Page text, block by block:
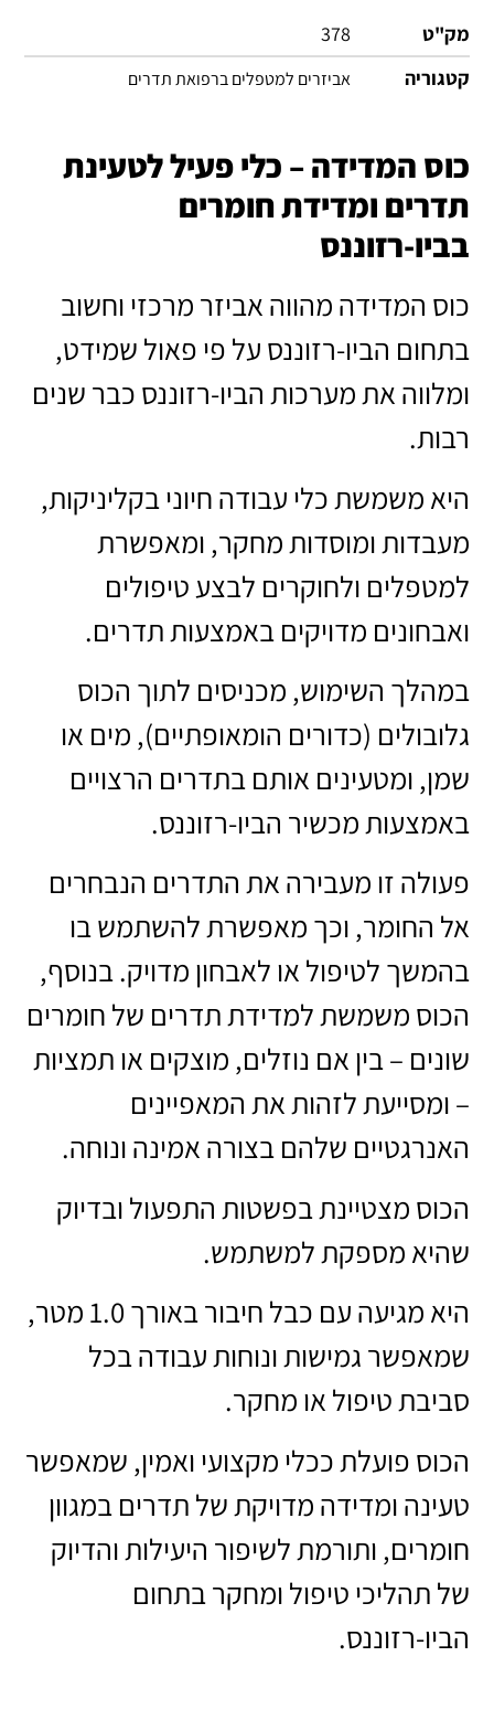
מק"ט
378
קטגוריה
אביזרים למטפלים ברפואת תדרים
כוס המדידה – כלי פעיל לטעינת
תדרים ומדידת חומרים
בביו-רזוננס
כוס המדידה מהווה אביזר מרכזי וחשוב
בתחום הביו-רזוננס על פי פאול שמידט,
ומלווה את מערכות הביו-רזוננס כבר שנים
רבות.
היא משמשת כלי עבודה חיוני בקליניקות,
מעבדות ומוסדות מחקר, ומאפשרת
למטפלים ולחוקרים לבצע טיפולים
ואבחונים מדויקים באמצעות תדרים.
במהלך השימוש, מכניסים לתוך הכוס
גלובולים (כדורים הומאופתיים), מים או
שמן, ומטעינים אותם בתדרים הרצויים
באמצעות מכשיר הביו-רזוננס.
פעולה זו מעבירה את התדרים הנבחרים
אל החומר, וכך מאפשרת להשתמש בו
בהמשך לטיפול או לאבחון מדויק. בנוסף,
הכוס משמשת למדידת תדרים של חומרים
שונים – בין אם נוזלים, מוצקים או תמציות
– ומסייעת לזהות את המאפיינים
האנרגטיים שלהם בצורה אמינה ונוחה.
הכוס מצטיינת בפשטות התפעול ובדיוק
שהיא מספקת למשתמש.
היא מגיעה עם כבל חיבור באורך 1.0 מטר,
שמאפשר גמישות ונוחות עבודה בכל
סביבת טיפול או מחקר.
הכוס פועלת ככלי מקצועי ואמין, שמאפשר
טעינה ומדידה מדויקת של תדרים במגוון
חומרים, ותורמת לשיפור היעילות והדיוק
של תהליכי טיפול ומחקר בתחום
הביו-רזוננס.